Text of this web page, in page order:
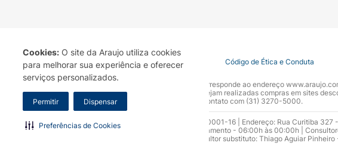
Cookies: O site da Araujo utiliza cookies
para melhorar sua experiência e oferecer
serviços personalizados.
Permitir Dispensar
Preferências de Cookies
Termo de Uso Portal da Privacidade Covid-19 Código de Ética e Conduta
A Drogaria Araujo S/A informa que o seu site oficial corresponde ao endereço
marca. Para sua segurança recomendamos que não sejam realizadas compras em sites
Araujo S.A. Em caso de dúvidas, gentileza entrar em contato com (31) 3270-5000.
Razão Social: Drogaria Araujo S.A | CNPJ: 17.256.512.0001-16 | Endereço: Rua Curitiba
0300.313.1010 e (31) 3270-5000 Horário de funcionamento - 06:00h às 00:00h |
10.965 | Yasmin Silva Alvarenga – CRF 52.584 - Consultor substituto: Thiago Aguiar